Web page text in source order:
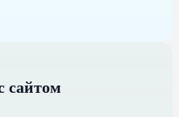
сайтом